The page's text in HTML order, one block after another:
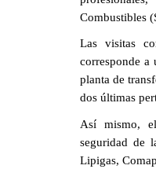
Combustibles
Las visitas
corresponde a
planta de
dos últimas
Así mismo,
seguridad de
Lipigas,